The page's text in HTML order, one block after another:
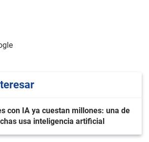
con IA ya cuestan millones: una de
usa inteligencia artificial